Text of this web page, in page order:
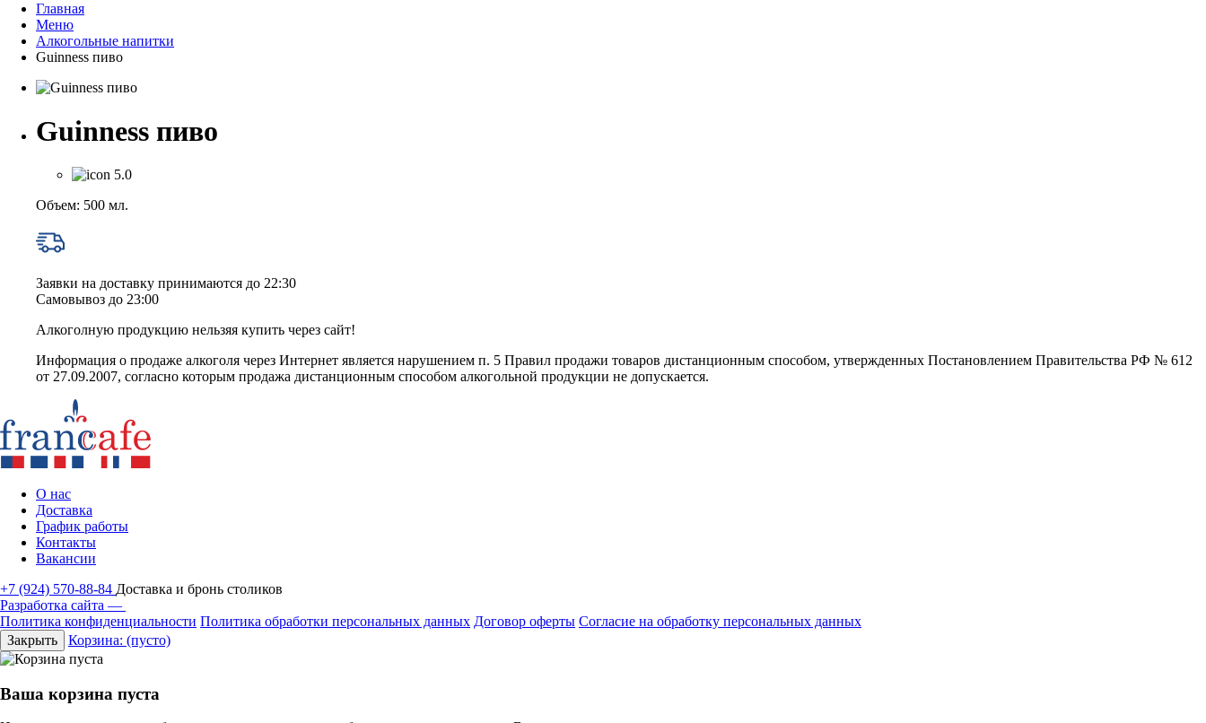
Главная
Меню
Алкогольные напитки
Guinness пиво
Guinness пиво
5.0
Объем: 500 мл.
Заявки на доставку принимаются до 22:30
Самовывоз до 23:00
Алкоголную продукцию нельзяя купить через сайт!
Информация о продаже алкоголя через Интернет является нарушением п. 5 Правил продажи товаров дистанционным способом, утвержденных Постановлением Правительства РФ № 612
от 27.09.2007, согласно которым продажа дистанционным способом алкогольной продукции не допускается.
О нас
Доставка
График работы
Контакты
Вакансии
+7 (924) 570-88-84 Доставка и бронь столиков
Разработка сайта —
Политика конфиденциальности Политика обработки персональных данных Договор оферты Согласие на обработку персональных данных
Закрыть
Корзина: (пусто)
Ваша корзина пуста